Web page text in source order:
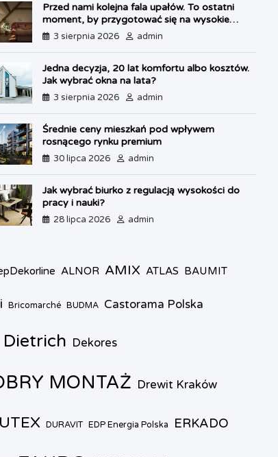
t
A
p
p
n
g
e
r
F
r
i
e
n
d
l
Przed nami kolejna fala upałów. To ostatni
moment, by przygotować się na wysokie
temperatury
3 sierpnia 2026 admin
Jedna decyzja, 20 lat komfortu albo kosztów.
Jak wybrać okna na lata?
3 sierpnia 2026 admin
Średnie ceny mieszkań pod wpływem
rosnącego rynku premium
30 lipca 2026 admin
Jak wybrać biurko z regulacją wysokości do
pracy i nauki?
28 lipca 2026 admin
ALNOR AMIX ATLAS BAUMIT
Bricomarché BUDMA Castorama Polska
Dietrich Dekores
MONTAŻ Drewit Kraków
DURAVIT EDP Energia Polska ERKADO